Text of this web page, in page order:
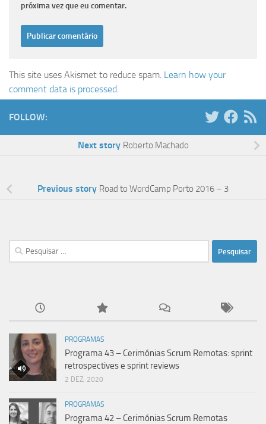
próxima vez que eu comentar.
This site uses Akismet to reduce spam. Learn how your
comment data is processed.
FOLLOW:
Next story Roberto Machado
Previous story Road to WordCamp Porto 2016 – 3
Pesquisar
por:
PROGRAMAS
Programa 43 – Cerimónias Scrum Remotas: sprint
retrospectives e sprint reviews
2 DEZ, 2020
PROGRAMAS
Programa 42 – Cerimónias Scrum Remotas